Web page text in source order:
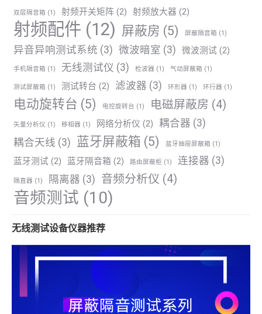
双层隔音箱 (1) 射频开关矩阵 (2) 射频放大器 (2)
射频配件 (12) 屏蔽房 (5) 屏蔽隔音箱 (1)
异音异响测试系统 (3) 微波暗室 (3) 微波测试 (2)
手机隔音箱 (1) 无线测试仪 (3) 检波器 (1) 气动屏蔽箱 (1)
测试屏蔽箱 (1) 测试转台 (2) 滤波器 (3) 环形器 (1) 环行器 (1)
电动旋转台 (5) 电控旋转台 (1) 电磁屏蔽房 (4)
矢量分析仪 (1) 移相器 (1) 网络分析仪 (2) 耦合器 (3)
耦合天线 (3) 蓝牙屏蔽箱 (5) 蓝牙抽屉屏蔽箱 (1)
蓝牙测试 (2) 蓝牙隔音箱 (2) 路由屏蔽柜 (1) 连接器 (3)
隔直器 (1) 隔离器 (3) 音频分析仪 (4)
音频测试 (10)
无线测试设备仪器推荐